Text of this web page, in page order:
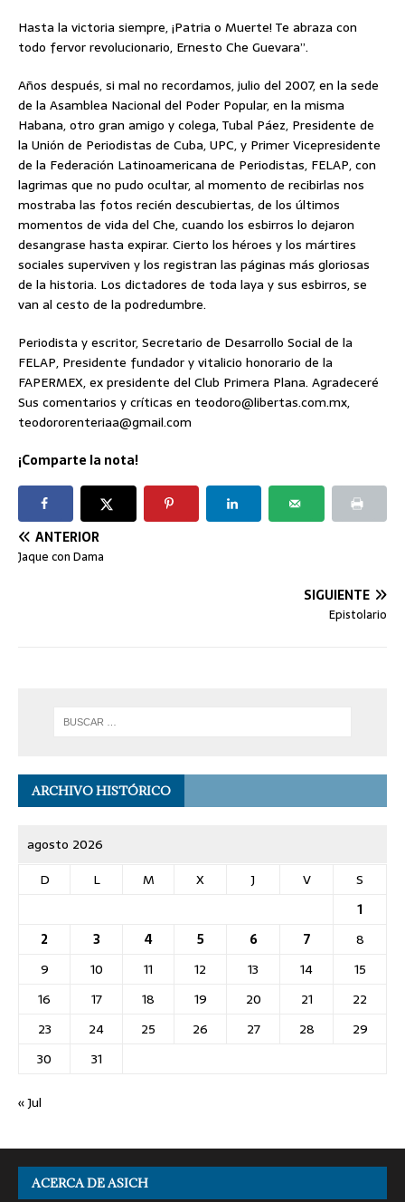
Hasta la victoria siempre, ¡Patria o Muerte! Te abraza con
todo fervor revolucionario, Ernesto Che Guevara”.
Años después, si mal no recordamos, julio del 2007, en la sede
de la Asamblea Nacional del Poder Popular, en la misma
Habana, otro gran amigo y colega, Tubal Páez, Presidente de
la Unión de Periodistas de Cuba, UPC, y Primer Vicepresidente
de la Federación Latinoamericana de Periodistas, FELAP, con
lagrimas que no pudo ocultar, al momento de recibirlas nos
mostraba las fotos recién descubiertas, de los últimos
momentos de vida del Che, cuando los esbirros lo dejaron
desangrase hasta expirar. Cierto los héroes y los mártires
sociales superviven y los registran las páginas más gloriosas
de la historia. Los dictadores de toda laya y sus esbirros, se
van al cesto de la podredumbre.
Periodista y escritor, Secretario de Desarrollo Social de la
FELAP, Presidente fundador y vitalicio honorario de la
FAPERMEX, ex presidente del Club Primera Plana. Agradeceré
Sus comentarios y críticas en teodoro@libertas.com.mx,
teodororenteriaa@gmail.com
¡Comparte la nota!
ANTERIOR
Jaque con Dama
SIGUIENTE
Epistolario
ARCHIVO HISTÓRICO
agosto 2026
D
L M X J V
S
1
2
3 4 5 6 7
8
9
10 11 12 13 14
15
16
17 18 19 20 21
22
23
24 25 26 27 28
29
30
31
« Jul
ACERCA DE ASICH